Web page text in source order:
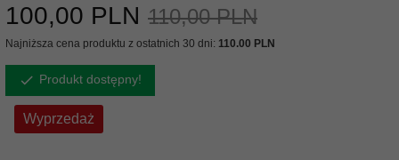
100,00 PLN 110,00 PLN
Najniższa cena produktu z ostatnich 30 dni: 110.00 PLN
Produkt dostępny!
Wyprzedaż